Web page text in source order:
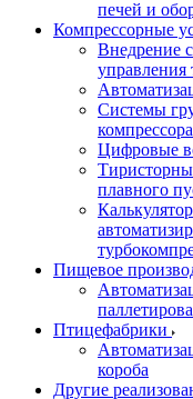
печей и
Компрессорные
Внедрение
управления
Системы
Цифровые
плавного
Пищевое
Птицефабрики
короба
Другие